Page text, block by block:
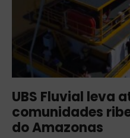
UBS Fluvial leva
comunidades
do Amazonas